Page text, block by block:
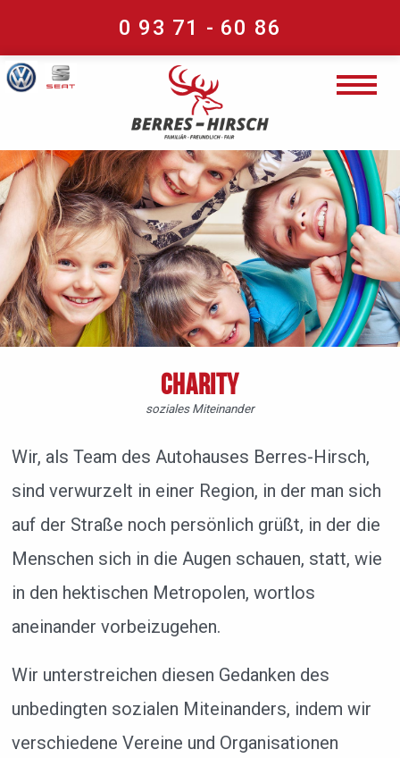
0 93 71 - 60 86
Charity
soziales Miteinander
Wir, als Team des Autohauses Berres-Hirsch,
sind verwurzelt in einer Region, in der man sich
auf der Straße noch persönlich grüßt, in der die
Menschen sich in die Augen schauen, statt, wie
in den hektischen Metropolen, wortlos
aneinander vorbeizugehen.
Wir unterstreichen diesen Gedanken des
unbedingten sozialen Miteinanders, indem wir
verschiedene Vereine und Organisationen